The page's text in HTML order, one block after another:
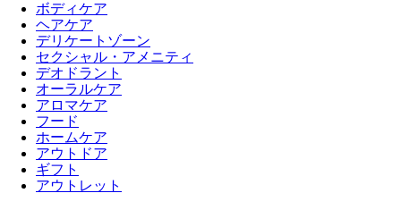
ボディケア
ヘアケア
デリケートゾーン
セクシャル・アメニティ
デオドラント
オーラルケア
アロマケア
フード
ホームケア
アウトドア
ギフト
アウトレット